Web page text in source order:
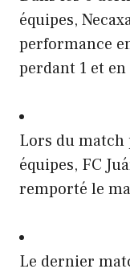
équipes,
performance
perdant 1 et
Lors du match
équipes, FC
remporté le
Le dernier